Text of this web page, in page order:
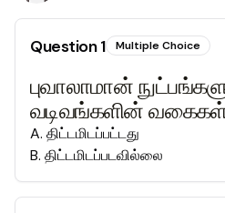
Question1 Multiple Choice
புவாலாமான்
வடிவங்களின்
A. திட்டமிடப்பட்டது
B. திட்டமிடப்படவில்லை